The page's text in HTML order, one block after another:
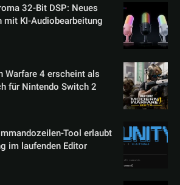
32-Bit DSP: Neues
KI-Audiobearbeitung
Warfare 4 erscheint als
für Nintendo Switch 2
Tool erlaubt
im laufenden Editor